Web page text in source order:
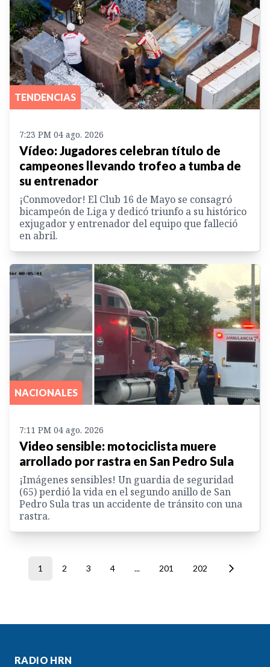
TENDENCIAS
7:23 PM 04 ago. 2026
Vídeo: Jugadores celebran título de
campeones llevando trofeo a tumba de
su entrenador
¡Conmovedor! El Club 16 de Mayo se consagró
bicampeón de Liga y dedicó triunfo a su histórico
exjugador y entrenador del equipo que falleció
en abril.
NACIONALES
7:11 PM 04 ago. 2026
Video sensible: motociclista muere
arrollado por rastra en San Pedro Sula
¡Imágenes sensibles! Un guardia de seguridad
(65) perdió la vida en el segundo anillo de San
Pedro Sula tras un accidente de tránsito con una
rastra.
1 2 3 4 ... 201 202
RADIO HRN